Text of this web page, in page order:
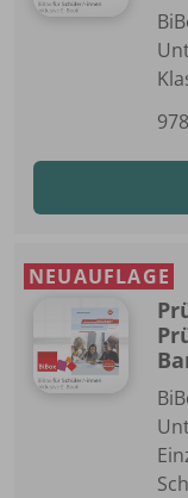
NEUAUFLAGE